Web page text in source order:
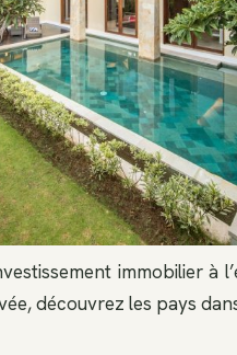
immobilier à
découvrez les pays